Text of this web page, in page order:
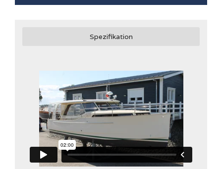
Spezifikation